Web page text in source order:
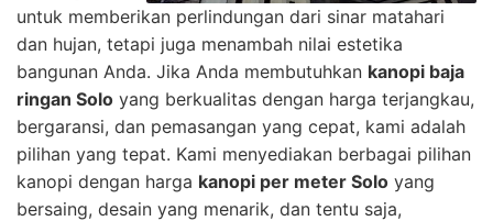
untuk memberikan perlindungan dari sinar matahari
dan hujan, tetapi juga menambah nilai estetika
bangunan Anda. Jika Anda membutuhkan kanopi baja
ringan Solo yang berkualitas dengan harga terjangkau,
bergaransi, dan pemasangan yang cepat, kami adalah
pilihan yang tepat. Kami menyediakan berbagai pilihan
kanopi dengan harga kanopi per meter Solo yang
bersaing, desain yang menarik, dan tentu saja,